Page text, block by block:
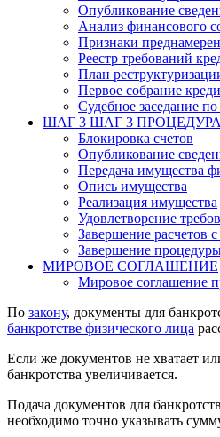
Опубликование
Анализ финансового
Признаки
Реестр требований
План
Первое собрание
Судебное заседание
ШАГ 3 ШАГ 3
Блокировка счетов
Опубликование
Передача имущества
Опись имущества
Реализация имущества
Удовлетворение
Завершение расчетов
Завершение
МИРОВОЕ СОГЛАШЕНИЕ
Мировое соглашение
По закону, документы для
банкротстве физического лица
Если же документов не хватает
банкротства увеличивается.
Подача документов для
необходимо точно указывать